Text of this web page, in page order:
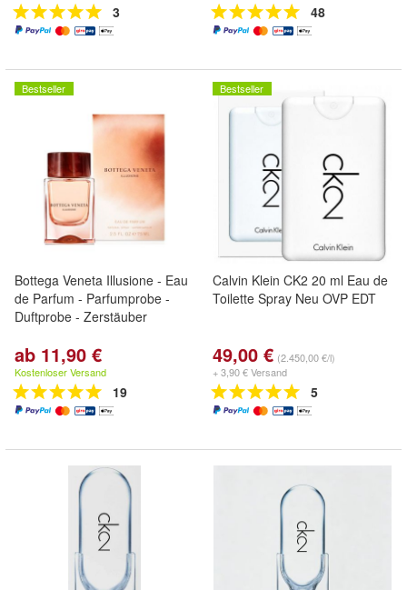
3 48
Bestseller
Bottega Veneta Illusione - Eau
de Parfum - Parfumprobe -
Duftprobe - Zerstäuber
ab 11,90 €
Kostenloser Versand
19
Bestseller
Calvin Klein CK2 20 ml Eau de
Toilette Spray Neu OVP EDT
49,00 € (2.450,00 €/l)
+ 3,90 € Versand
5